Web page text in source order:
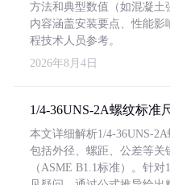
方法和典型数值（如混凝土
内容涵盖安装要点、性能
程技术人员参考。
2026年8月4日
1/4-36UNS-2A螺纹标准
本文详细解析1/4-36UNS-
包括外径、螺距、公差等
（ASME B1.1标准）。针